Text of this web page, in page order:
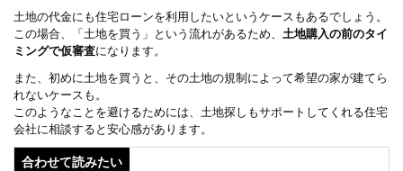
土地の代金にも住宅ローンを利用したいというケースもあるでしょう。
この場合、「土地を買う」という流れがあるため、 土地購入の前のタイ
ミングで仮審査になります。
また、初めに土地を買うと、その土地の規制によって希望の家が建てら
れないケースも。
このようなことを避けるためには、土地探しもサポートしてくれる住宅
会社に相談すると安心感があります。